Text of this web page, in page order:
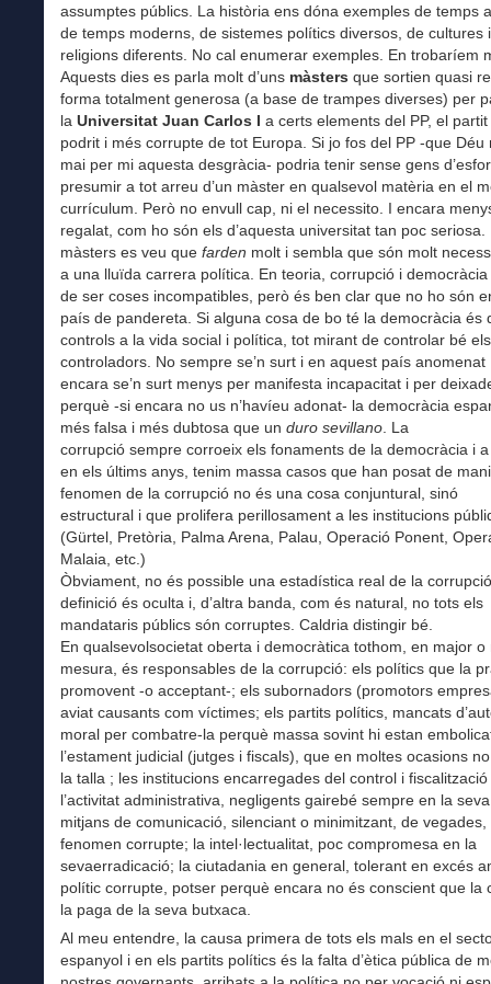
assumptes públics. La història ens dóna exemples de temps
de temps moderns, de sistemes polítics diversos, de cultures i
religions diferents. No cal enumerar exemples. En trobaríem
Aquests dies es parla molt d’uns màsters que sortien quasi
forma totalment generosa (a base de trampes diverses) per
la Universitat Juan Carlos I a certs elements del PP, el
podrit i més corrupte de tot Europa. Si jo fos del PP -que Déu
mai per mi aquesta desgràcia- podria tenir sense gens
presumir a tot arreu d’un màster en qualsevol matèria en el
currículum. Però no envull cap, ni el necessito. I encara
regalat, com ho són els d’aquesta universitat tan poc seriosa.
màsters es veu que farden molt i sembla que són molt
a una lluïda carrera política. En teoria, corrupció i
de ser coses incompatibles, però és ben clar que no ho són
país de pandereta. Si alguna cosa de bo té la democràcia és
controls a la vida social i política, tot mirant de controlar bé
controladors. No sempre se’n surt i en aquest país anomenat
encara se’n surt menys per manifesta incapacitat i per
perquè -si encara no us n’havíeu adonat- la democràcia
més falsa i més dubtosa que un duro sevillano. La
corrupció sempre corroeix els fonaments de la democràcia i
en els últims anys, tenim massa casos que han posat de
fenomen de la corrupció no és una cosa conjuntural, sinó
estructural i que prolifera perillosament a les institucions
(Gürtel, Pretòria, Palma Arena, Palau, Operació Ponent,
Malaia, etc.)
Òbviament, no és possible una estadística real de la
definició és oculta i, d’altra banda, com és natural, no tots els
mandataris públics són corruptes. Caldria distingir bé.
En qualsevolsocietat oberta i democràtica tothom, en major o
mesura, és responsables de la corrupció: els polítics que la
promovent -o acceptant-; els subornadors (promotors
aviat causants com víctimes; els partits polítics, mancats
moral per combatre-la perquè massa sovint hi estan
l’estament judicial (jutges i fiscals), que en moltes ocasions
la talla ; les institucions encarregades del control i fiscalització
l’activitat administrativa, negligents gairebé sempre en la
mitjans de comunicació, silenciant o minimitzant, de vegades,
fenomen corrupte; la intel·lectualitat, poc compromesa en la
sevaerradicació; la ciutadania en general, tolerant en excés
polític corrupte, potser perquè encara no és conscient que la
la paga de la seva butxaca.
Al meu entendre, la causa primera de tots els mals en el
espanyol i en els partits polítics és la falta d’ètica pública de